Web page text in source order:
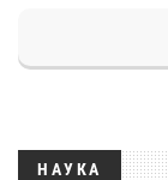
НАУКА